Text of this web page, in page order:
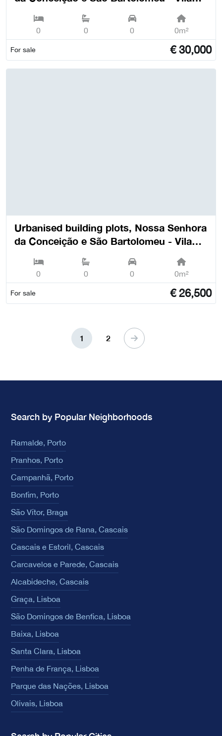
0 0 0 0m²
For sale €30,000
Urbanised building plots, Nossa Senhora
da Conceição e São Bartolomeu - Vila
0 0 0 0m²
For sale €26,500
1 2
Search by Popular Neighborhoods
Ramalde, Porto
Pranhos, Porto
Campanhã, Porto
Bonfim, Porto
São Vítor, Braga
São Domingos de Rana, Cascais
Cascais e Estoril, Cascais
Carcavelos e Parede, Cascais
Alcabideche, Cascais
Graça, Lisboa
São Domingos de Benfica, Lisboa
Baixa, Lisboa
Santa Clara, Lisboa
Penha de França, Lisboa
Parque das Nações, Lisboa
Olivais, Lisboa